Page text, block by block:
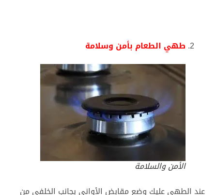
طهي الطعام بأمن وسلامة
الأمن والسلامة
عند الطهي عليك وضع مقابض الأواني بجانب الخلفي من